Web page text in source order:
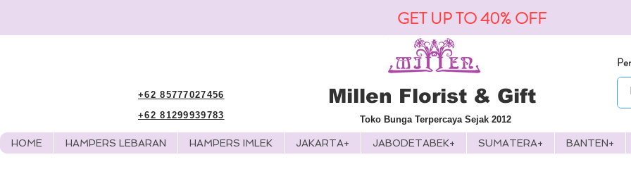
GET UP TO 40% OFF
+62 85777027456
+62 81299939783
Millen Florist & Gift
Toko Bunga Terpercaya Sejak 2012
HOME HAMPERS LEBARAN HAMPERS IMLEK JAKARTA+ JABODETABEK+ SUMATERA+ BANTEN+